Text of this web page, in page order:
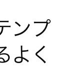
ンプ
よく